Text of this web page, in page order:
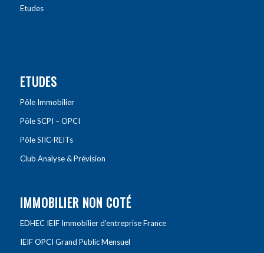
Etudes
ETUDES
Pôle Immobilier
Pôle SCPI – OPCI
Pôle SIIC-REITs
Club Analyse & Prévision
IMMOBILIER NON COTÉ
EDHEC IEIF Immobilier d’entreprise France
IEIF OPCI Grand Public Mensuel